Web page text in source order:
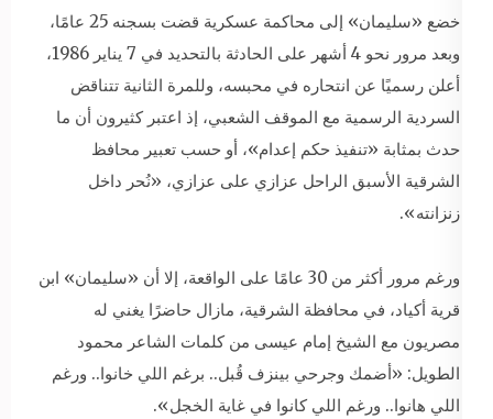
خضع «سليمان» إلى محاكمة عسكرية قضت بسجنه 25 عامًا،
وبعد مرور نحو 4 أشهر على الحادثة بالتحديد في 7 يناير 1986،
أعلن رسميًا عن انتحاره في محبسه، وللمرة الثانية تتناقض
السردية الرسمية مع الموقف الشعبي، إذ اعتبر كثيرون أن ما
حدث بمثابة «تنفيذ حكم إعدام»، أو حسب تعبير محافظ
الشرقية الأسبق الراحل عزازي على عزازي، «نُحر داخل
زنزانته».
ورغم مرور أكثر من 30 عامًا على الواقعة، إلا أن «سليمان» ابن
قرية أكياد، في محافظة الشرقية، مازال حاضرًا يغني له
مصريون مع الشيخ إمام عيسى من كلمات الشاعر محمود
الطويل: «أضمك وجرحي بينزف قُبل.. برغم اللي خانوا.. ورغم
اللي هانوا.. ورغم اللي كانوا في غاية الخجل».